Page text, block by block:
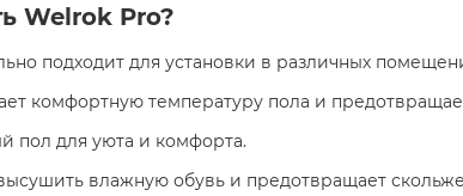
Welrok Pro?
подходит для установки в различных
комфортную температуру пола и
пол для уюта и комфорта.
влажную обувь и предотвращает